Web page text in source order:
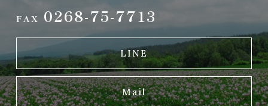
FAX 0268-75-7713
LINE
Mail